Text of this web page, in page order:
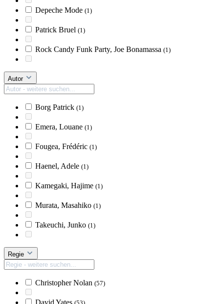
Depeche Mode (1)
Patrick Bruel (1)
Rock Candy Funk Party, Joe Bonamassa (1)
Autor
Borg Patrick (1)
Emera, Louane (1)
Fougea, Frédéric (1)
Haenel, Adele (1)
Kamegaki, Hajime (1)
Murata, Masahiko (1)
Takeuchi, Junko (1)
Regie
Christopher Nolan (57)
David Yates